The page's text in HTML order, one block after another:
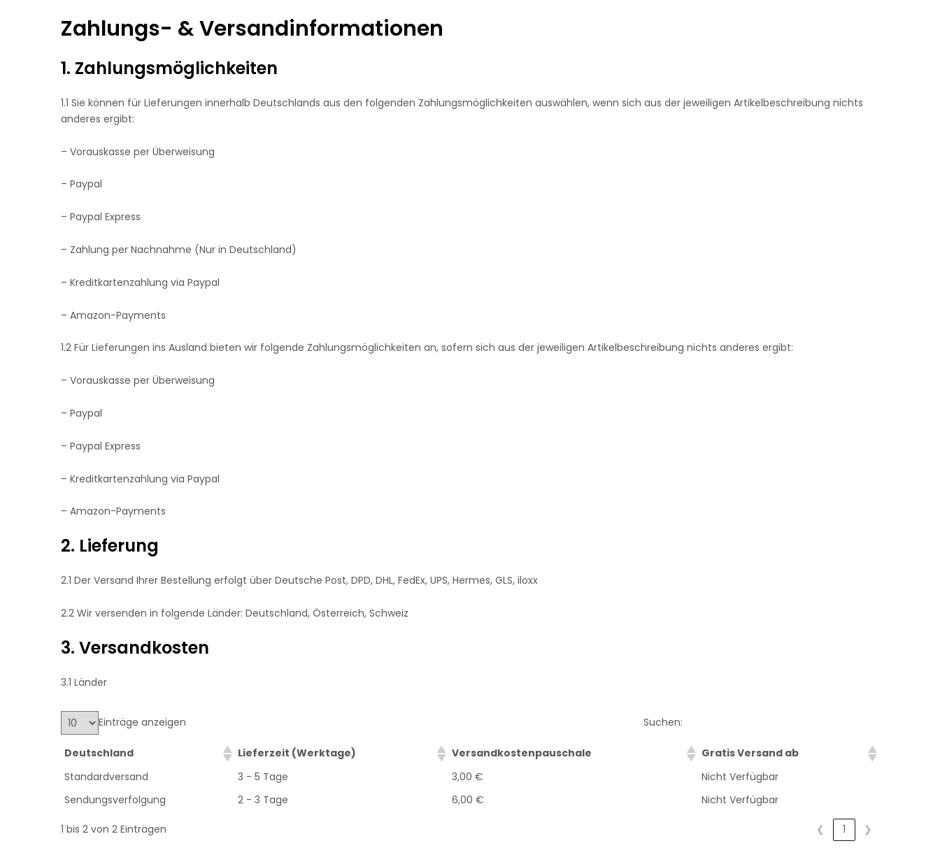
Zahlungs- & Versandinformationen
1. Zahlungsmöglichkeiten
1.1 Sie können für Lieferungen innerhalb Deutschlands aus den folgenden Zahlungsmöglichkeiten auswählen, wenn sich aus der jeweiligen Artikelbeschreibung nichts
anderes ergibt:
– Vorauskasse per Überweisung
– Paypal
– Paypal Express
– Zahlung per Nachnahme (Nur in Deutschland)
– Kreditkartenzahlung via Paypal
– Amazon-Payments
1.2 Für Lieferungen ins Ausland bieten wir folgende Zahlungsmöglichkeiten an, sofern sich aus der jeweiligen Artikelbeschreibung nichts anderes ergibt:
– Vorauskasse per Überweisung
– Paypal
– Paypal Express
– Kreditkartenzahlung via Paypal
– Amazon-Payments
2. Lieferung
2.1 Der Versand Ihrer Bestellung erfolgt über Deutsche Post, DPD, DHL, FedEx, UPS, Hermes, GLS, iloxx
2.2 Wir versenden in folgende Länder: Deutschland, Österreich, Schweiz
3. Versandkosten
3.1 Länder
Einträge anzeigen Suchen:
Deutschland Lieferzeit (Werktage) Versandkostenpauschale
Gratis Versand ab
Standardversand
3 - 5 Tage 3,00 €
Nicht Verfügbar
Sendungsverfolgung
2 - 3 Tage 6,00 € Nicht Verfügbar
1 bis 2 von 2 Einträgen ❮ 1 ❯